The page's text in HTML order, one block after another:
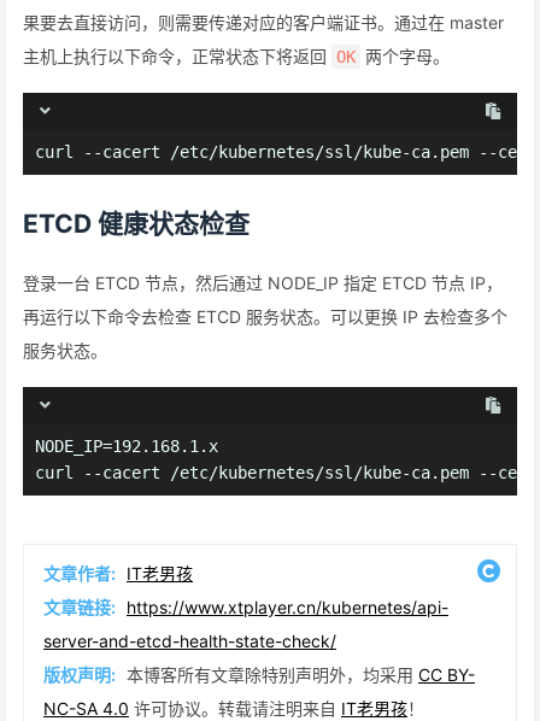
果要去直接访问，则需要传递对应的客户端证书。通过在 master
主机上执行以下命令，正常状态下将返回 OK 两个字母。
curl --cacert /etc/kubernetes/ssl/kube-ca.pem --cert
ETCD 健康状态检查
登录一台 ETCD 节点，然后通过 NODE_IP 指定 ETCD 节点 IP，
再运行以下命令去检查 ETCD 服务状态。可以更换 IP 去检查多个
服务状态。
NODE_IP=192.168.1.x
curl --cacert /etc/kubernetes/ssl/kube-ca.pem --cert
文章作者: IT老男孩
文章链接: https://www.xtplayer.cn/kubernetes/api-
server-and-etcd-health-state-check/
版权声明: 本博客所有文章除特别声明外，均采用 CC BY-
NC-SA 4.0 许可协议。转载请注明来自 IT老男孩！